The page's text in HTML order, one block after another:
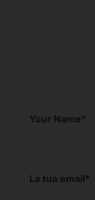
Your Name*
La tua email*